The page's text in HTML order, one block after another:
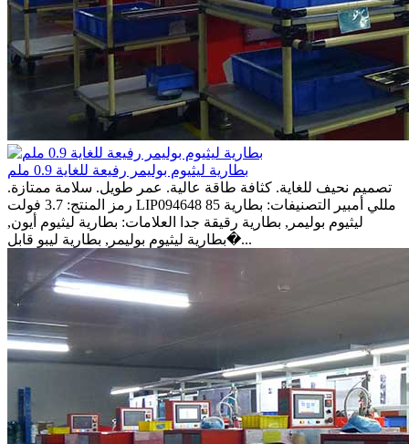
بطارية ليثيوم بوليمر رفيعة للغاية 0.9 ملم
تصميم نحيف للغاية. كثافة طاقة عالية. عمر طويل. سلامة ممتازة.
رمز المنتج: 3.7 فولت LIP094648 85 مللي أمبير التصنيفات: بطارية
ليثيوم بوليمر, بطارية رقيقة جدا العلامات: بطارية ليثيوم أيون,
بطارية ليثيوم بوليمر, بطارية ليبو قابل�...